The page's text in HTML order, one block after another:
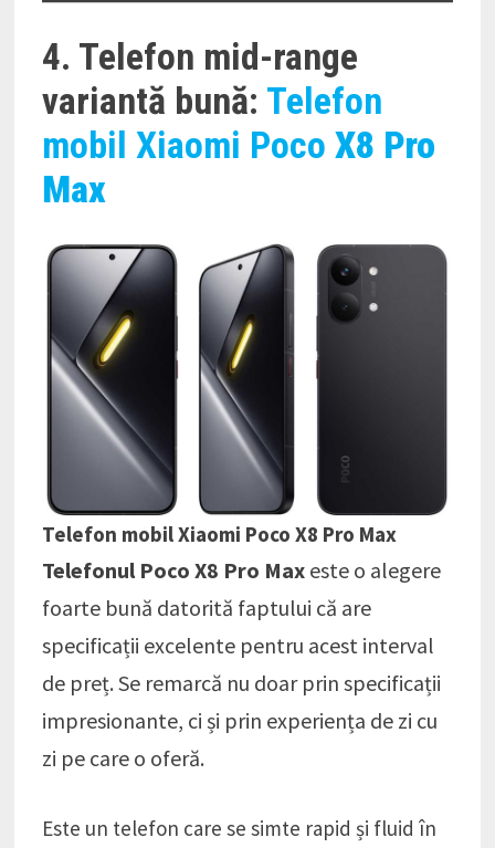
4. Telefon mid-range
variantă bună: Telefon
mobil Xiaomi PocoX8 Pro
Max
Telefon mobil Xiaomi Poco X8 Pro Max
Telefonul Poco X8 Pro Max este o alegere
foarte bună datorită faptului că are
specificații excelente pentru acest interval
de preț. Se remarcă nu doar prin specificații
impresionante, ci și prin experiența de zi cu
zi pe care o oferă.
Este un telefon care se simte rapid și fluid în